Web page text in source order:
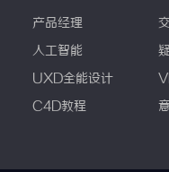
产品经理
人工智能
UXD全能设计
C4D教程